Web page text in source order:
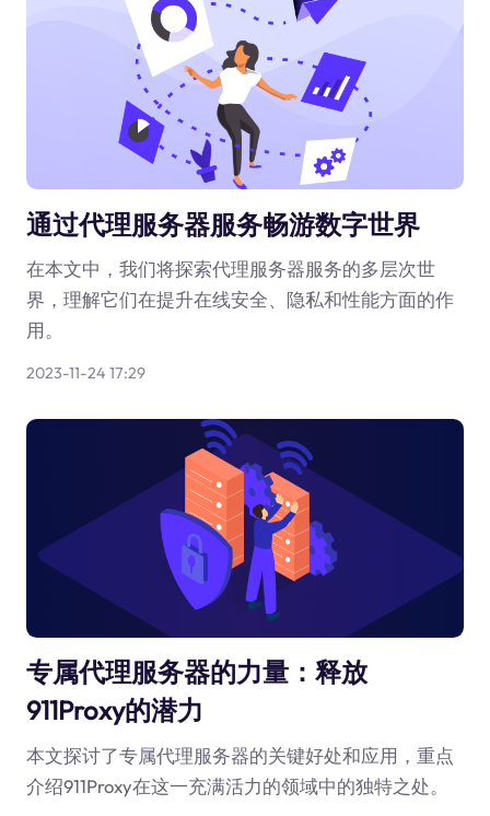
通过代理服务器服务畅游数字世界
在本文中，我们将探索代理服务器服务的多层次世
界，理解它们在提升在线安全、隐私和性能方面的作
用。
2023-11-24 17:29
专属代理服务器的力量：释放
911Proxy的潜力
本文探讨了专属代理服务器的关键好处和应用，重点
介绍911Proxy在这一充满活力的领域中的独特之处。